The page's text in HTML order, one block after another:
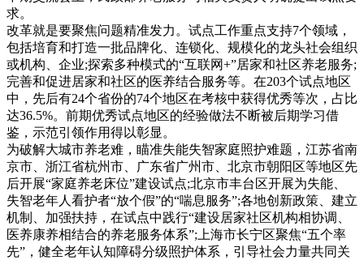
求。
改革就是要聚焦问题精准发力。试点工作重点支持7个领域，
包括培育和打造一批品牌化、连锁化、规模化的龙头社会组织
或机构、企业;探索多种模式的“互联网+”居家和社区养老服务;
完善和促进居家和社区的医养结合服务等。在203个试点地区
中，先后有24个省份的74个地区在考核中获得优秀等次，占比
达36.5%。前期优秀试点地区的经验做法不断被后期学习借
鉴，示范引领作用得以彰显。
为破解大城市养老难，瞄准失能失智家庭照护难题，江苏省南
京市、浙江省杭州市、广东省广州市、北京市朝阳区等地区先
后开展“家庭养老床位”建设试点;北京市丰台区开展为失能、
失智老年人看护者“放个假”的“喘息服务”;各地创新政策、建立
机制、加强扶持，在试点中践行“建设居家社区机构相协调、
医养康养相结合的养老服务体系”;上海市长宁区聚焦“五个率
先”，健全老年认知障碍分级照护体系，引导社会力量共同关